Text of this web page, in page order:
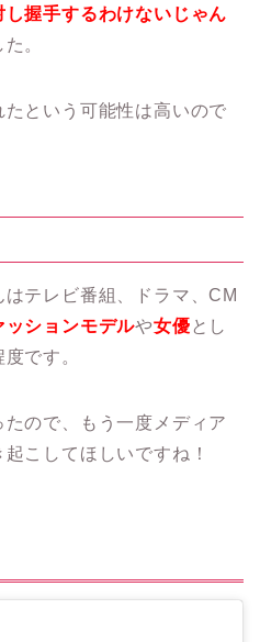
し握手するわけないじゃん
。
という可能性は高いので
テレビ番組、ドラマ、CM
ッションモデルや女優 とし
です。
ので、もう一度メディア
こしてほしいですね！